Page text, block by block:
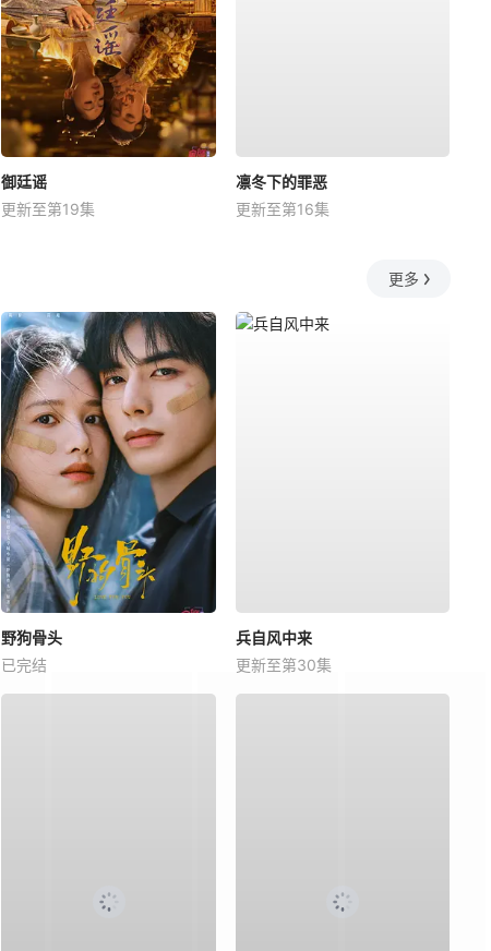
御廷谣
更新至第19集
凛冬下的罪恶
更新至第16集
更多
野狗骨头
已完结
兵自风中来
更新至第30集